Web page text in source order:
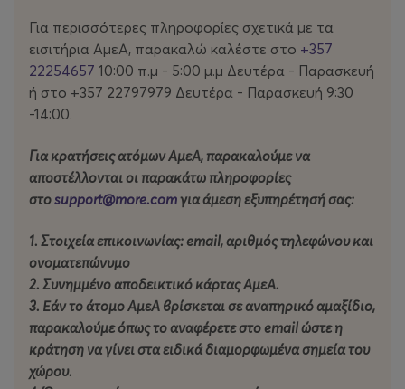
Κωνσταντίνα Σκαλιώντα
Κύριος Χορηγός:Υφυπουργείο Πολιτισμού: Πρόγραμμα
«Τερψιχόρη»: Πρόγραμμα Ενίσχυσης της Δημιουργίας και
Έρευνας στον Τομέα του Σύγχρονου Χορού
Χρυσός Χορηγός:Krypto Security
Nέα Κίνηση Ομάδων Χορού, Χορευτών και
Χορογράφων Κύπρου
Διάρκεια παράστασης: 60΄ (χωρίς διάλειμμα)
Δημιουργία χωρίς απολογητική διάθεση!
Η πρεμιέρα του έργου πραγματοποιήθηκε στην Κύπρο,
στο πλαίσιο του χορηγικού σχεδιασμού του Τμήματος
Σύγχρονου Πολιτισμού του Υφυπουργείου Πολιτισμού
Για περισσότερες πληροφορίες σχετικά με τα
εισιτήρια ΑμεΑ, παρακαλώ καλέστε στο +357
22254657 10:00 π.μ - 5:00 μ.μ Δευτέρα - Παρασκευή
ή στο +357 22797979 Δευτέρα - Παρασκευή 9:30
-14:00.
Για κρατήσεις ατόμων ΑμεΑ, παρακαλούμε να
αποστέλλονται οι παρακάτω πληροφορίες
στοsupport@more.comγια άμεση εξυπηρέτησή σας:
1. Στοιχεία επικοινωνίας: email, αριθμός τηλεφώνου και
ονοματεπώνυμο
2. Συνημμένο αποδεικτικό κάρτας ΑμεΑ.
3. Εάν το άτομο ΑμεΑ βρίσκεται σε αναπηρικό αμαξίδιο,
παρακαλούμεόπωςτο αναφέρετε στο email ώστε η
κράτηση να γίνει στα ειδικά διαμορφωμένα σημεία του
χώρου.